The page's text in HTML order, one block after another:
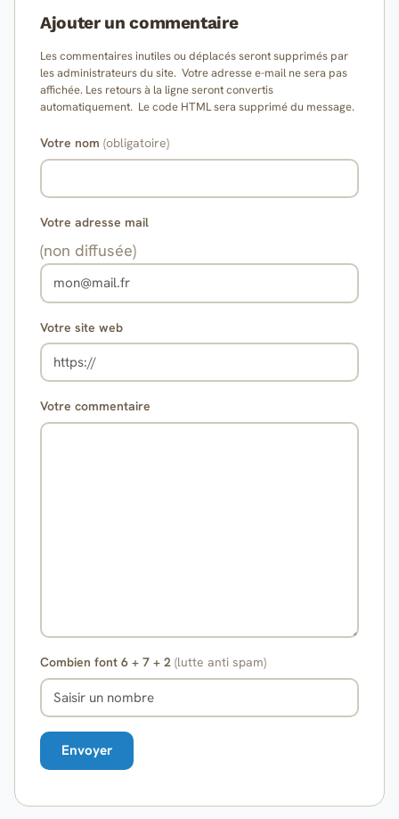
Ajouter un commentaire
Les commentaires inutiles ou déplacés seront supprimés par
les administrateurs du site. Votre adresse e-mail ne sera pas
affichée. Les retours à la ligne seront convertis
automatiquement. Le code HTML sera supprimé du message.
Votre nom (obligatoire)
Votre adresse mail
(non diffusée)
Votre site web
Votre commentaire
Combien font 6 + 7 + 2 (lutte anti spam)